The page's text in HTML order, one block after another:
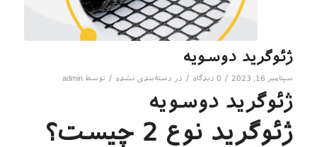
ژئوگرید دوسویه
سپتامبر 16, 2023 / 0 دیدگاه / در دسته‌بندی نشده / توسط admin
ژئوگرید دوسویه
ژئوگرید نوع 2 چیست؟